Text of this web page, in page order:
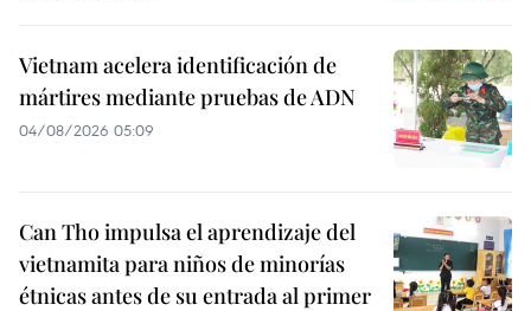
Vietnam acelera identificación de
mártires mediante pruebas de ADN
04/08/2026 05:09
Can Tho impulsa el aprendizaje del
vietnamita para niños de minorías
étnicas antes de su entrada al primer